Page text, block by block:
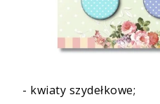
- kwiaty szydełkowe;